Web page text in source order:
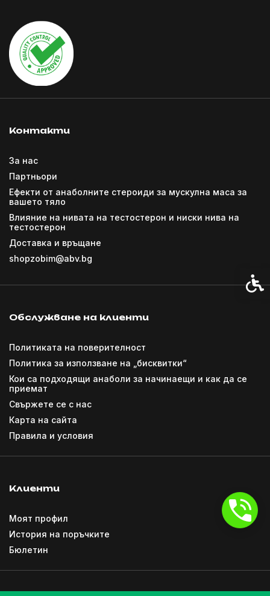
Контакти
За нас
Партньори
Ефекти от анаболните стероиди за мускулна маса за
вашето тяло
Влияние на нивата на тестостерон и ниски нива на
тестостерон
Доставка и връщане
shopzobim@abv.bg
Обслужване на клиенти
Политиката на поверителност
Политика за използване на „бисквитки“
Кои са подходящи анаболи за начинаещи и как да се
приемат
Свържете се с нас
Карта на сайта
Правила и условия
Клиенти
Моят профил
История на поръчките
Бюлетин